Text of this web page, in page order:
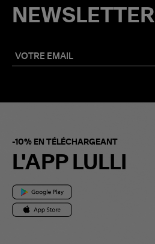
NEWSLETTER
-10% EN TÉLÉCHARGEANT
L'APP LULLI